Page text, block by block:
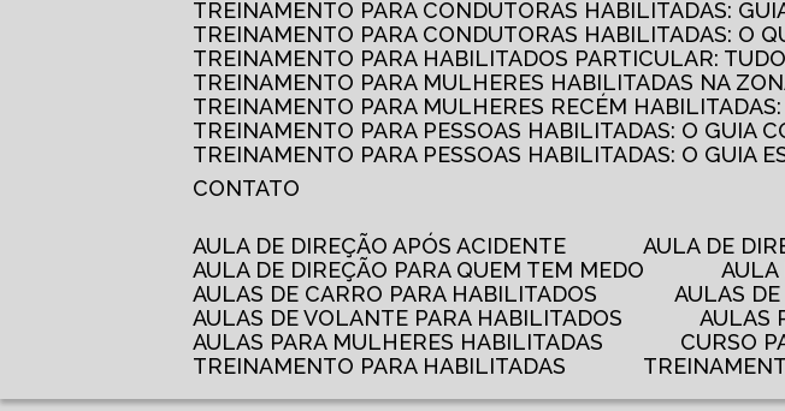
TREINAMENTO PARA CONDUTORAS HABILITADAS:
TREINAMENTO PARA CONDUTORAS HABILITADAS: O
TREINAMENTO PARA HABILITADOS PARTICULAR:
TREINAMENTO PARA MULHERES HABILITADAS NA
TREINAMENTO PARA MULHERES RECÉM
TREINAMENTO PARA PESSOAS HABILITADAS: O GUIA
TREINAMENTO PARA PESSOAS HABILITADAS: O GUIA
CONTATO
AULA DE DIREÇÃO APÓS ACIDENTE
AULA DE
AULA DE DIREÇÃO PARA QUEM TEM MEDO
AULAS DE CARRO PARA HABILITADOS
AULAS
AULAS DE VOLANTE PARA HABILITADOS
AULAS PARA MULHERES HABILITADAS
CURSO
TREINAMENTO PARA HABILITADAS